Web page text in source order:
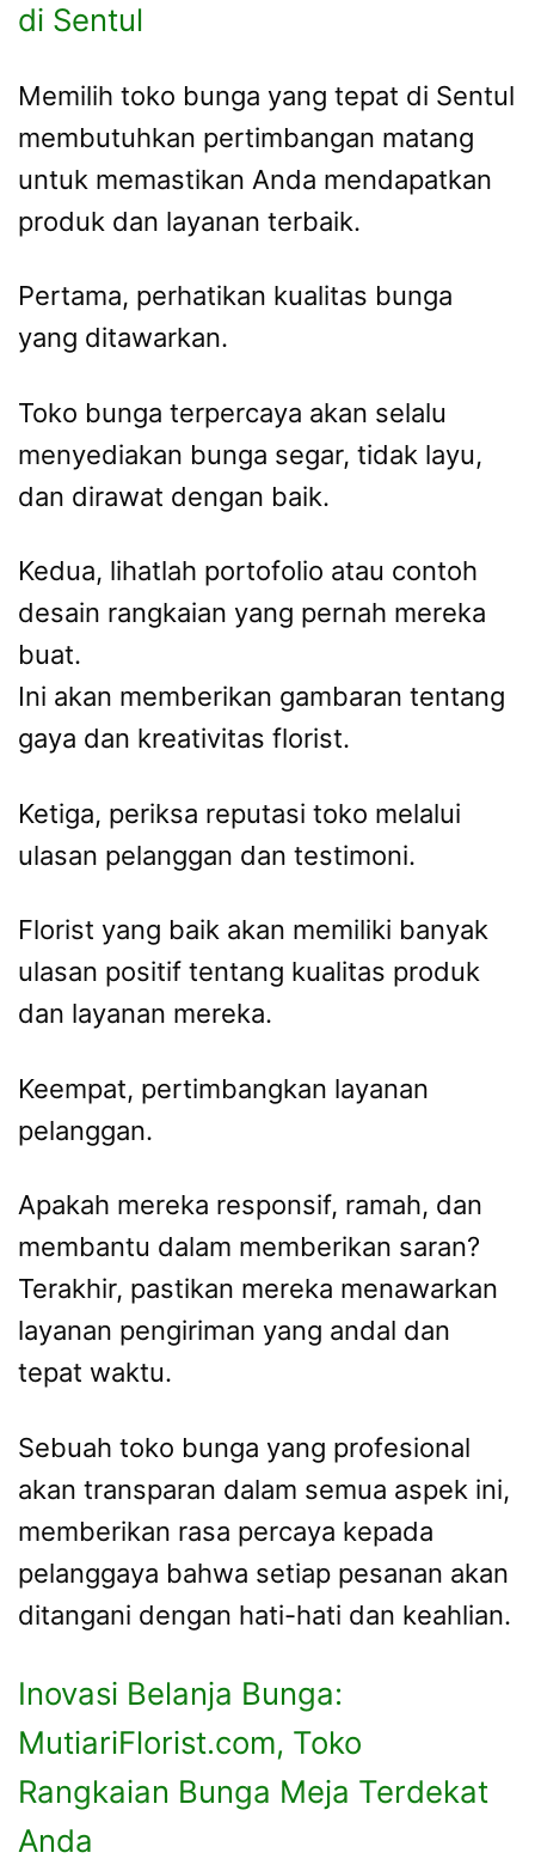
di Sentul
Memilih toko bunga yang tepat di Sentul
membutuhkan pertimbangan matang
untuk memastikan Anda mendapatkan
produk dan layanan terbaik.
Pertama, perhatikan kualitas bunga
yang ditawarkan.
Toko bunga terpercaya akan selalu
menyediakan bunga segar, tidak layu,
dan dirawat dengan baik.
Kedua, lihatlah portofolio atau contoh
desain rangkaian yang pernah mereka
buat.
Ini akan memberikan gambaran tentang
gaya dan kreativitas florist.
Ketiga, periksa reputasi toko melalui
ulasan pelanggan dan testimoni.
Florist yang baik akan memiliki banyak
ulasan positif tentang kualitas produk
dan layanan mereka.
Keempat, pertimbangkan layanan
pelanggan.
Apakah mereka responsif, ramah, dan
membantu dalam memberikan saran?
Terakhir, pastikan mereka menawarkan
layanan pengiriman yang andal dan
tepat waktu.
Sebuah toko bunga yang profesional
akan transparan dalam semua aspek ini,
memberikan rasa percaya kepada
pelanggaya bahwa setiap pesanan akan
ditangani dengan hati-hati dan keahlian.
Inovasi Belanja Bunga:
MutiariFlorist.com, Toko
Rangkaian Bunga Meja Terdekat
Anda